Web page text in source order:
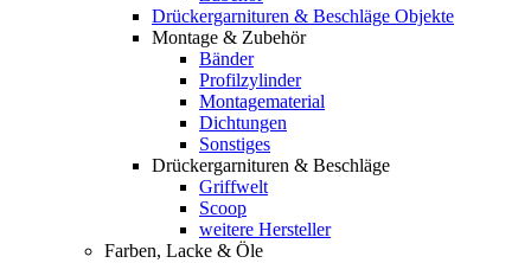
Drückergarnituren & Beschläge Objekte
Montage & Zubehör
Bänder
Profilzylinder
Montagematerial
Dichtungen
Sonstiges
Drückergarnituren & Beschläge
Griffwelt
Scoop
weitere Hersteller
Farben, Lacke & Öle